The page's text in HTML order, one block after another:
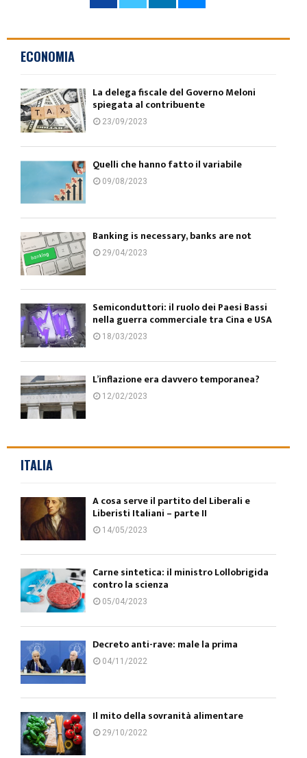
ECONOMIA
La delega fiscale del Governo Meloni
spiegata al contribuente
23/09/2023
Quelli che hanno fatto il variabile
09/08/2023
Banking is necessary, banks are not
29/04/2023
Semiconduttori: il ruolo dei Paesi Bassi
nella guerra commerciale tra Cina e USA
18/03/2023
L’inflazione era davvero temporanea?
12/02/2023
ITALIA
A cosa serve il partito del Liberali e
Liberisti Italiani – parte II
14/05/2023
Carne sintetica: il ministro Lollobrigida
contro la scienza
05/04/2023
Decreto anti-rave: male la prima
04/11/2022
Il mito della sovranità alimentare
29/10/2022